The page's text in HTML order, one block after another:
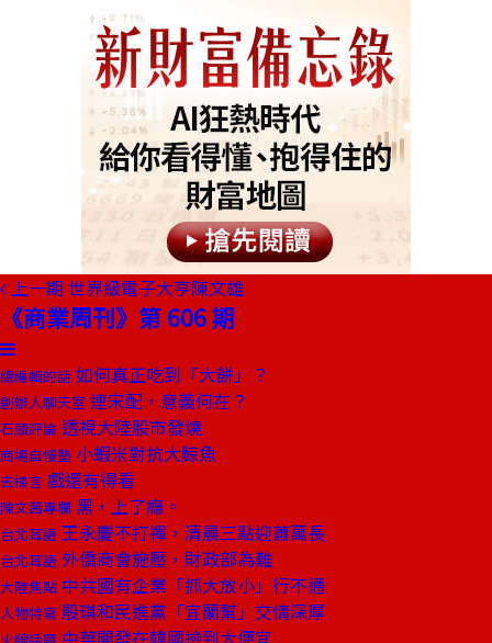
上一期 世界級電子大亨陳文雄
《商業周刊》第 606 期
總編輯的話 如何真正吃到「大餅」？
創辦人聊天室 連宋配，意義何在？
石頭評論 透視大陸股市發燒
商場自慢塾 小蝦米對抗大鯨魚
去梯言 戲還有得看
陳文茜專欄 黑，上了癮。
台北耳語 王永慶不打禪，清晨三點迎蕭萬長
台北耳語 外僑商會施壓，財政部為難
大陸焦點 中共國有企業「抓大放小」行不通
人物特寫 殷琪和民進黨「宜蘭幫」交情深厚
中華開發在韓國撿到大便宜